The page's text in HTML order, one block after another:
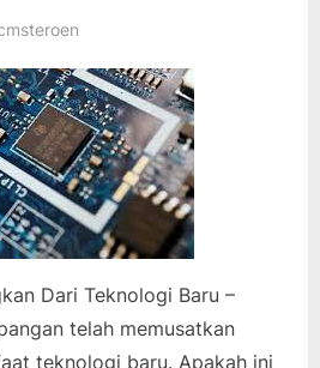
Dari Teknologi Baru –
telah memusatkan
teknologi baru. Apakah ini